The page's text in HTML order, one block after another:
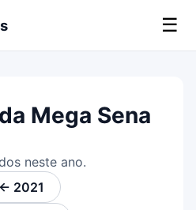
☰
Mega Sena
neste ano.
← 2021